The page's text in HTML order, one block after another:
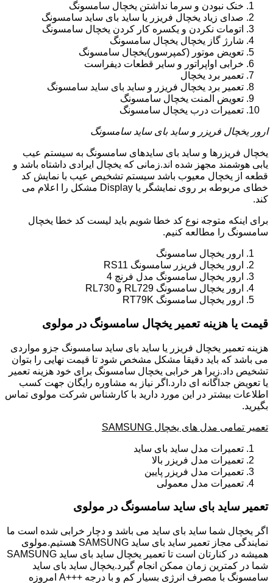
خنک نبودن و سرما نداشتن یخچال سامسونگ
صدای زیاد یخچال فریزر یا ساید بای ساید سامسونگ
اتومات نکردن و یکسره کار کردن یخچال سامسونگ
شارژ گاز یخچال یخچال سامسونگ
تعویض موتور (کمپرسور)یخچال سامسونگ
خرابی اواپراتور و سایر قطعات دیفراست
تعمیر برد یخچال
تعمیر برد یخچال فریزر و ساید بای ساید سامسونگ
تعویض المنت یخچال سامسونگ
تعمیرات درب یخچال سامسونگ
ارور یخچال فریزر و ساید بای ساید سامسونگ
یخچال فریزرها و ساید بای سایدهای سامسونگ به سیستم عیب
یابی هوشمند مجهز شده اند.زمانی که یخچال ایرادی داشتاه باشد و
قطعه از یخچال معیوب باشد سیستم تشخیص عیب با نمایش کد
خطای مربوطه بر روی نمایشگر یا Display مشکل را اعلام می
کند.
برای اینکه متوجه نوع کد خطا شویم باید لیست کد خطا یخچال
سامسونگ را مطالعه کنیم.
ارور یخچال سامسونگ
ارور یخچال فریزر سامسونگ RS11
ارور یخچال سامسونگ مدل فرنچ 4
ارور یخچال سامسونگ RL729 و RL730
ارور یخچال سامسونگ RT79K
قیمت یا هزینه تعمیر یخچال سامسونگ در مولوی
هزینه تعمیر یخچال فریزر یا ساید بای ساید سامسونگ جزو مواردی
می باشد که باید دقیقا مشکل مشخص شود تا قیمت نهایی را بتوان
تشخیص داد.زیرا هر خرابی یخچال سامسونگ برای خود هزینه تعمیر
یا تعویض جداگانه ای دارد.اگر نیاز به مشاوره رایگان جهت کسب
اطلاعات بیشتر در این مورد دارید با کارشناس شرکت مولوی تماس
بگیرید.
تعمیر تمامی مدل های یخچال SAMSUNG
تعمیرات مدل ساید بای ساید
تعمیرات مدل فریزر بالا
تعمیرات مدل فریزر پایین
تعمیرات مدل معمولی
تعمیر ساید بای ساید سامسونگ در مولوی
اگر یخچال شما ساید بای ساید می باشد و دچار خرابی شده است ما
نمایندگی مجاز تعمیر ساید بای ساید SAMSUNG هستیم.مولوی
همیشه در کنارتان است تا تعمیر یخچال ساید بای ساید SAMSUNG
شما در کمترین زمان ممکن انجام گیرد.یخچال ساید بای ساید
سامسونگ با مصرف انرژی بسیار کم و با درجه +++A امروزه